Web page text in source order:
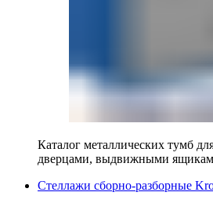
Каталог металлических тумб
дверцами, выдвижными
Стеллажи сборно-разборные